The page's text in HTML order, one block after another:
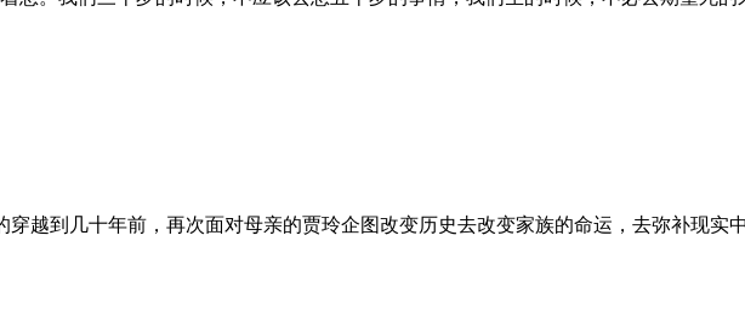
越到几十年前，再次面对母亲的贾玲企图改变历史去改变家族的命运，去弥补现实